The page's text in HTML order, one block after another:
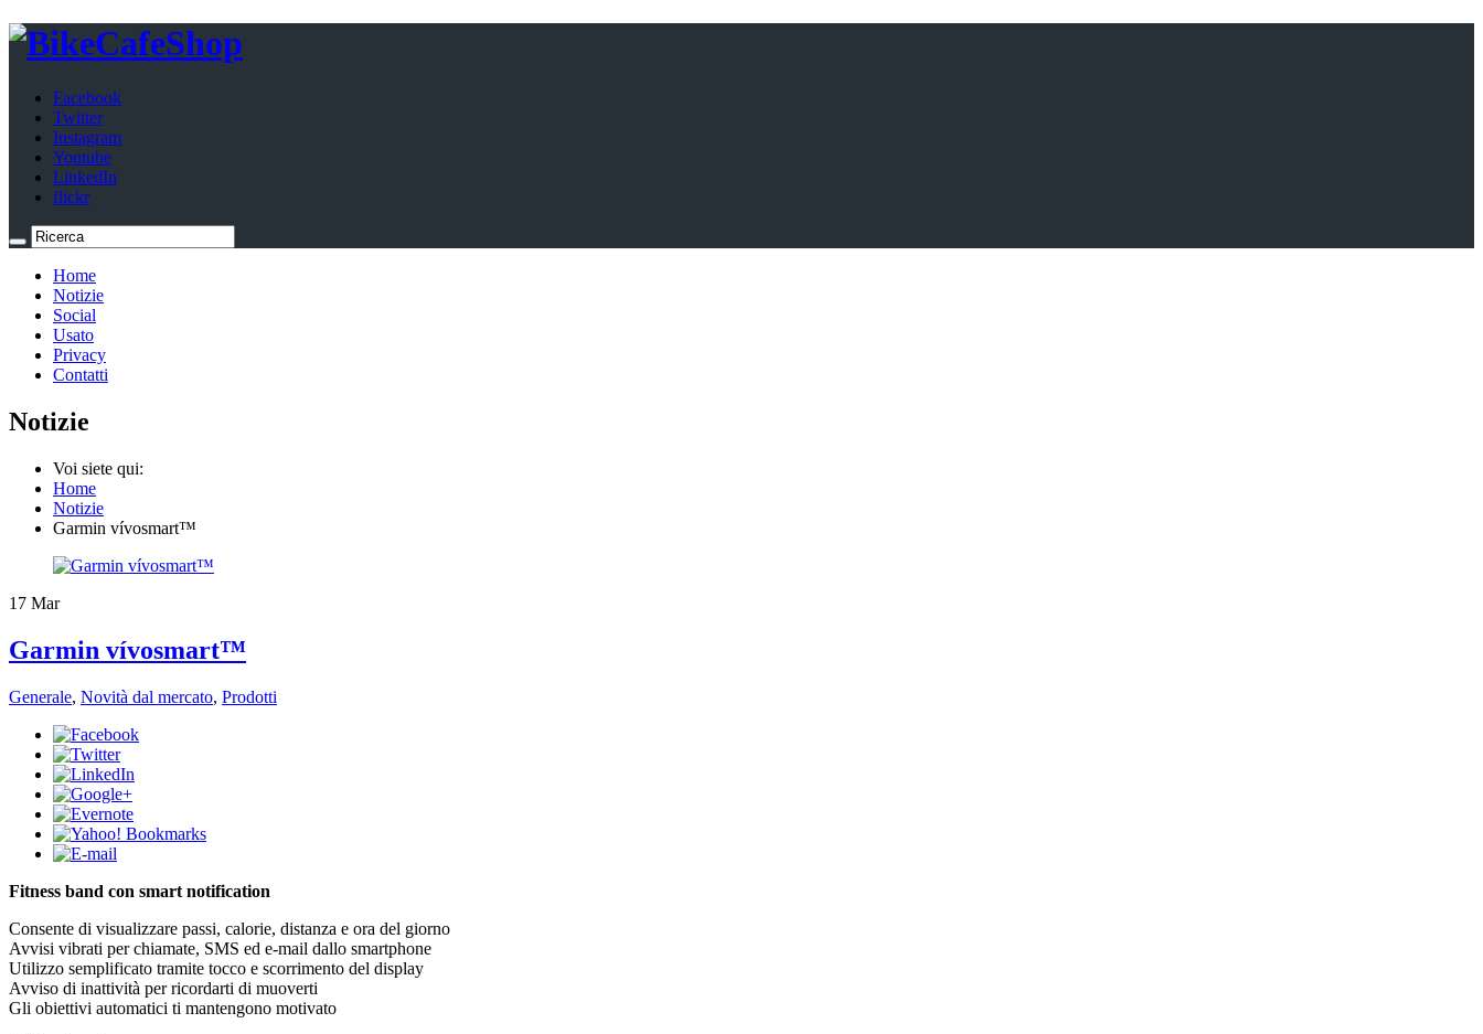
Facebook
Twitter
Instagram
Youtube
LinkedIn
flickr
Home
Notizie
Social
Usato
Privacy
Contatti
Notizie
Voi siete qui:
Home
Notizie
Garmin vívosmart™
17 Mar
Garmin vívosmart™
Generale, Novità dal mercato, Prodotti
​Fitness band con smart notification
Consente di visualizzare passi, calorie, distanza e ora del giorno
Avvisi vibrati per chiamate, SMS ed e-mail dallo smartphone
Utilizzo semplificato tramite tocco e scorrimento del display
Avviso di inattività per ricordarti di muoverti
Gli obiettivi automatici ti mantengono motivato